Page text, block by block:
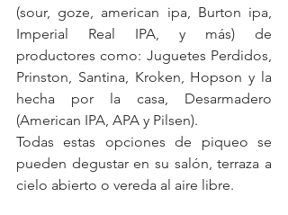
(sour, goze, american ipa, Burton ipa,
Imperial Real IPA, y más) de
productores como: Juguetes Perdidos,
Prinston, Santina, Kroken, Hopson y la
hecha por la casa, Desarmadero
(American IPA, APA y Pilsen).
Todas estas opciones de piqueo se
pueden degustar en su salón, terraza a
cielo abierto o vereda al aire libre.